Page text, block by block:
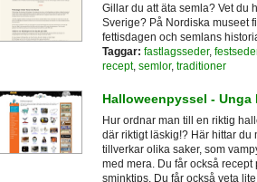
Gillar du att äta semla? Vet du
Sverige? På Nordiska museet
fettisdagen och semlans
Taggar: fastlagsseder,
recept, semlor, traditioner
Halloweenpyssel - Unga
Hur ordnar man till en riktig
där riktigt läskig!? Här hittar du
tillverkar olika saker, som
med mera. Du får också recept
sminktips. Du får också veta